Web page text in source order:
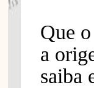
Que
a
saiba